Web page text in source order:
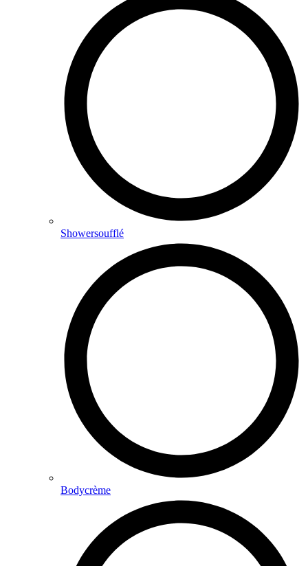
Showersoufflé
Bodycrème